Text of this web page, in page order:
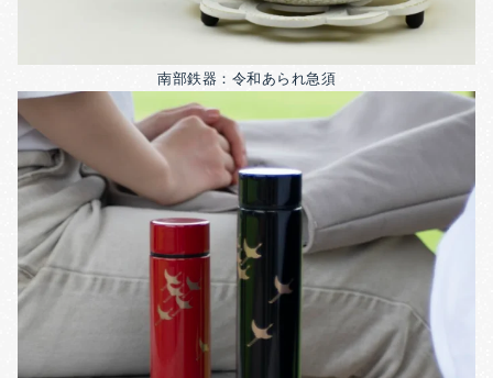
南部鉄器：令和あられ急須